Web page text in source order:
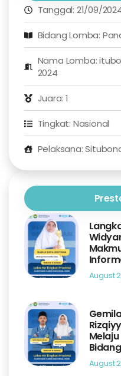
Tanggal: 21/09/
Bidang Lomba:
Nama Lomba:
2024
Juara: 1
Tingkat: Nasional
Pelaksana:
August
Melaju
August